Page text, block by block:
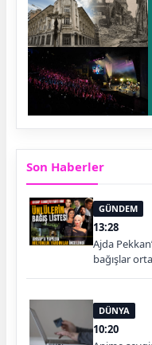
Son Haberler
GÜNDEM
13:28
Ajda
bağışlar
DÜNYA
10:20